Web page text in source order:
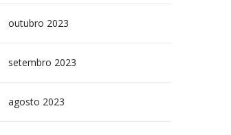
outubro 2023
setembro 2023
agosto 2023